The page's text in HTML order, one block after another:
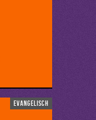
evangelisch